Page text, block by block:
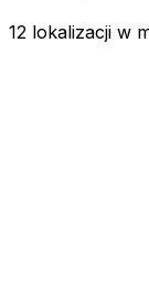
12 lokalizacji w